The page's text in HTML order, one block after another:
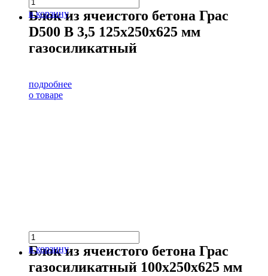
в корзину
Блок из ячеистого бетона Грас
D500 В 3,5 125х250х625 мм
газосиликатный
подробнее
о товаре
в корзину
Блок из ячеистого бетона Грас
газосиликатный 100х250х625 мм